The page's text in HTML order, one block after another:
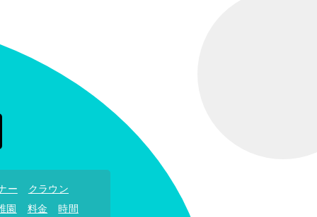
ー
クラウン
園
料金 時間